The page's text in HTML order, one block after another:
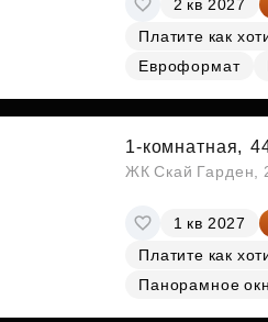
Субсидии
2 кв 2027
Платите как
Евроформат
1-комнатная,
ЖК Скай Гарден,
1 кв 2027
Платите как
Панорамное